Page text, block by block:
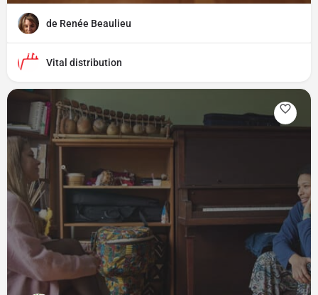
de Renée Beaulieu
Vital distribution